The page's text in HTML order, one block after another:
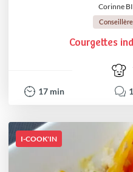
Corinne
Courgettes
17 min
I-COOK'IN